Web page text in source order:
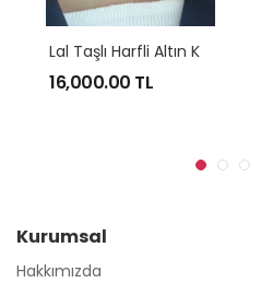
16,000.00 TL
Kurumsal
Hakkımızda